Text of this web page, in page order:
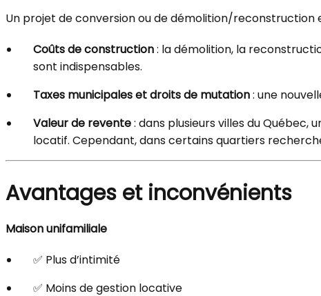
Un projet de conversion ou de démolition/
Coûts de construction: la démolition, la
sont indispensables.
Taxes municipales et droits de mutation: une
Valeur de revente: dans plusieurs villes du Québec,
locatif. Cependant, dans certains quartiers
Avantages et inconvénients
Maison unifamiliale
✅ Plus d’intimité
✅ Moins de gestion locative